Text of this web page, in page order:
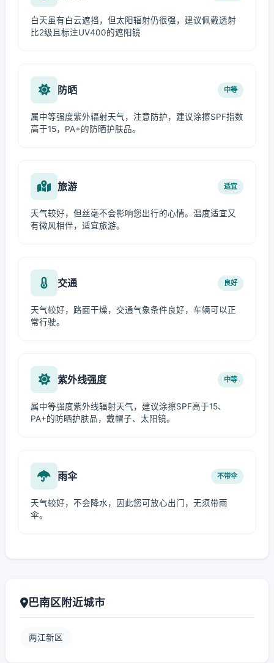
白天虽有白云遮挡，但太阳辐射仍很强，建议佩戴透射
比2级且标注UV400的遮阳镜
防晒 中等
属中等强度紫外辐射天气，注意防护，建议涂擦SPF指数
高于15，PA+的防晒护肤品。
旅游 适宜
天气较好，但丝毫不会影响您出行的心情。温度适宜又
有微风相伴，适宜旅游。
交通 良好
天气较好，路面干燥，交通气象条件良好，车辆可以正
常行驶。
紫外线强度 中等
属中等强度紫外线辐射天气，建议涂擦SPF高于15、
PA+的防晒护肤品，戴帽子、太阳镜。
雨伞 不带伞
天气较好，不会降水，因此您可放心出门，无须带雨
伞。
巴南区附近城市
两江新区